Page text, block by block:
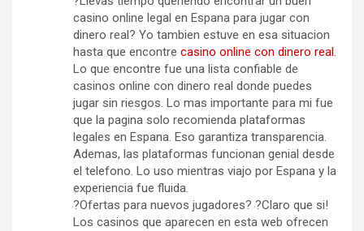
casino online legal en Espana para jugar con
dinero real? Yo tambien estuve en esa situacion
hasta que encontre casino online con dinero real.
Lo que encontre fue una lista confiable de
casinos online con dinero real donde puedes
jugar sin riesgos. Lo mas importante para mi fue
que la pagina solo recomienda plataformas
legales en Espana. Eso garantiza transparencia.
Ademas, las plataformas funcionan genial desde
el telefono. Lo uso mientras viajo por Espana y la
experiencia fue fluida.
?Ofertas para nuevos jugadores? ?Claro que si!
Los casinos que aparecen en esta web ofrecen